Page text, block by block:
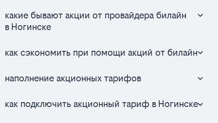
какие бывают акции от провайдера билайн
в Ногинске
как сэкономить при помощи акций от билайн
наполнение акционных тарифов
как подключить акционный тариф в Ногинске